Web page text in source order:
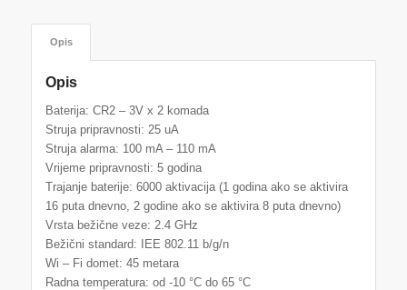
Opis
Opis
Baterija: CR2 – 3V x 2 komada
Struja pripravnosti: 25 uA
Struja alarma: 100 mA – 110 mA
Vrijeme pripravnosti: 5 godina
Trajanje baterije: 6000 aktivacija (1 godina ako se aktivira
16 puta dnevno, 2 godine ako se aktivira 8 puta dnevno)
Vrsta bežične veze: 2.4 GHz
Bežični standard: IEE 802.11 b/g/n
Wi – Fi domet: 45 metara
Radna temperatura: od -10 °C do 65 °C